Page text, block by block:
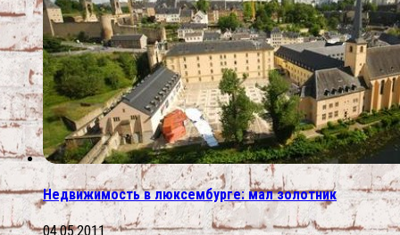
Недвижимость в люксембурге: мал золотник
04.05.2011